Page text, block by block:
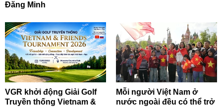
Đăng Minh
VGR khởi động Giải Golf
Truyền thống Vietnam &
Mỗi người Việt Nam ở
nước ngoài đều có thể trở